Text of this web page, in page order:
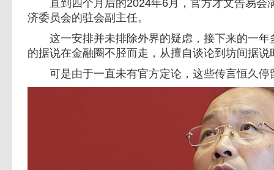
直到四个月后的2024年6月，官方才文告易会
济委员会的驻会副主任。
这一安排并未排除外界的疑虑，接下来的一年
的据说在金融圈不胫而走，从擅自谈论到坊间据说
可是由于一直未有官方定论，这些传言恒久停